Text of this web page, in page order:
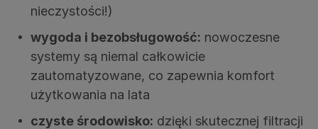
nieczystości!)
wygoda i bezobsługowość: nowoczesne
systemy są niemal całkowicie
zautomatyzowane, co zapewnia komfort
użytkowania na lata
czyste środowisko: dzięki skutecznej filtracji